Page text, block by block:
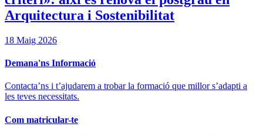
Arquitectura i Sostenibilitat
18 Maig 2026
Demana'ns Informació
Contacta’ns i t’ajudarem a trobar la formació que millor s’adapti a
les teves necessitats.
Com matricular-te